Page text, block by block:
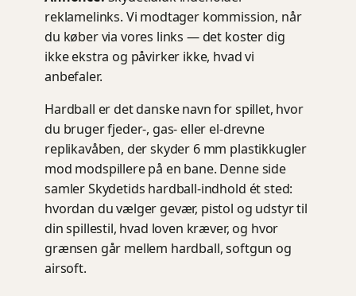
reklamelinks. Vi modtager kommission, når
du køber via vores links — det koster dig
ikke ekstra og påvirker ikke, hvad vi
anbefaler.
Hardball er det danske navn for spillet, hvor
du bruger fjeder-, gas- eller el-drevne
replikavåben, der skyder 6 mm plastikkugler
mod modspillere på en bane. Denne side
samler Skydetids hardball-indhold ét sted:
hvordan du vælger gevær, pistol og udstyr til
din spillestil, hvad loven kræver, og hvor
grænsen går mellem hardball, softgun og
airsoft.